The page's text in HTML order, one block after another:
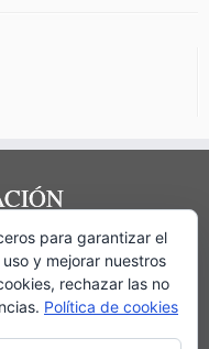
cookies
para garantizar el
y mejorar nuestros
rechazar las no
Política de cookies